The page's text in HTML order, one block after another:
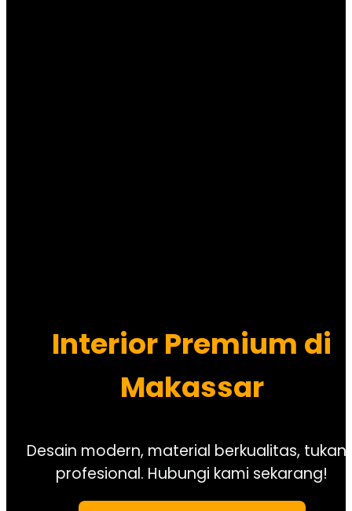
Interior Premium di
Makassar
Desain modern, material berkualitas,
profesional. Hubungi kami sekarang!